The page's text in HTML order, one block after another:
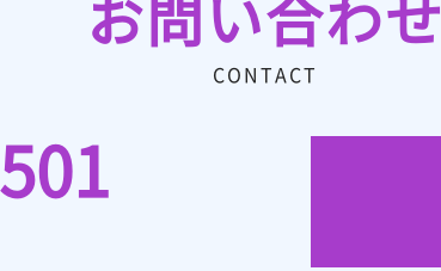
お問い合わせ
CONTACT